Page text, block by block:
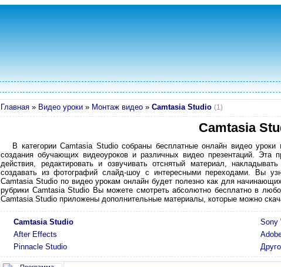
Главная » Видео уроки » Монтаж видео » Camtasia Studio (1)
Camtasia
В категории Camtasia Studio собраны бесплатные онлайн видео
создания обучающих видеоуроков и различных видео презентаций. Эта
действия, редактировать и озвучивать отснятый материал,
создавать из фотографий слайд-шоу с интересными переходами. Вы
Camtasia Studio по видео урокам онлайн будет полезно как для
рубрики Camtasia Studio Вы можете смотреть абсолютно бесплатно в
Camtasia Studio приложены дополнительные материалы, которые можно
Camtasia Studio
Sony
After Effects
Pinnacle Studio